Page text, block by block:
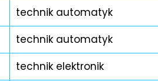
technik automatyk
technik automatyk
technik elektronik